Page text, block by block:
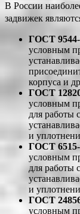
В России
задвижек
ГОСТ 9544-
условным
корпуса и
ГОСТ
условным
для работы
и
ГОСТ 6515-
условным
для работы
и
ГОСТ
условным